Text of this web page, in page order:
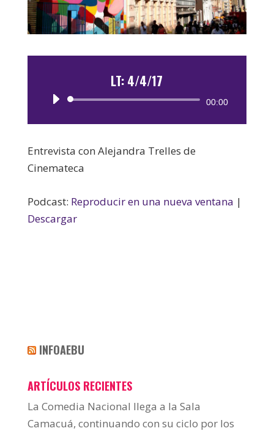
LT: 4/4/17
Reproductor
00:00
Entrevista con Alejandra Trelles de
Cinemateca
Podcast: Reproducir en una nueva ventana |
Descargar
INFOAEBU
ARTÍCULOS RECIENTES
La Comedia Nacional llega a la Sala
Camacuá, continuando con su ciclo por los